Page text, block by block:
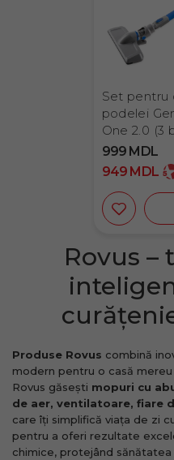
Set pentru
podelei
One 2.0 (3
999 MDL
949 MDL
Rovus –
Produse Rovus combină
modern pentru o casă
Rovus găsești mopuri cu
de aer, ventilatoare, fiare
care îți simplifică viața de zi
pentru a oferi rezultate
chimice, protejând